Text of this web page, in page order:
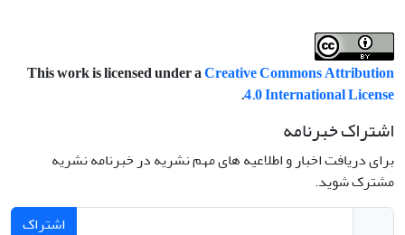
This work is licensed under aCreative Commons Attribution
4.0 International License
.
اشتراک خبرنامه
برای دریافت اخبار و اطلاعیه های مهم نشریه در خبرنامه نشریه
مشترک شوید.
اشتراک